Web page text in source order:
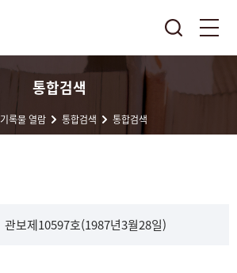
통합검색
기록물 열람 통합검색 통합검색
관보제10597호(1987년3월28일)